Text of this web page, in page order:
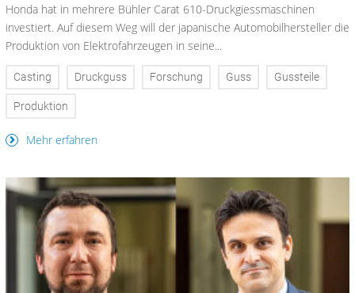
Honda hat in mehrere Bühler Carat 610-Druckgiessmaschinen
investiert. Auf diesem Weg will der japanische Automobilhersteller die
Produktion von Elektrofahrzeugen in seine...
Casting Druckguss Forschung Guss Gussteile
Produktion
Mehr erfahren